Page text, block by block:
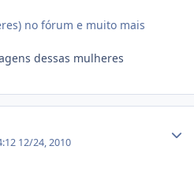
no fórum e muito mais
dessas mulheres
12/24, 2010